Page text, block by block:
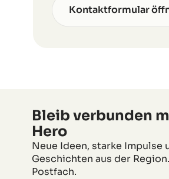
Kontaktformular
Bleib verbunden
Hero
Neue Ideen, starke Impulse
Geschichten aus der
Postfach.